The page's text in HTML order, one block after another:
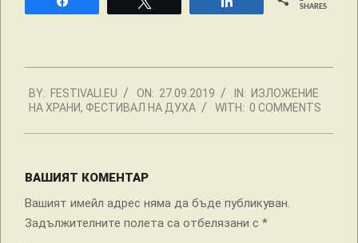
SHARES
09-
27
BY: FESTIVALI.EU ON: 27.09.2019 IN: ИЗЛОЖЕНИЕ
НА ХРАНИ, ФЕСТИВАЛ НА ДУХА WITH: 0 COMMENTS
ВАШИЯТ КОМЕНТАР
Вашият имейл адрес няма да бъде публикуван.
Задължителните полета са отбелязани с *